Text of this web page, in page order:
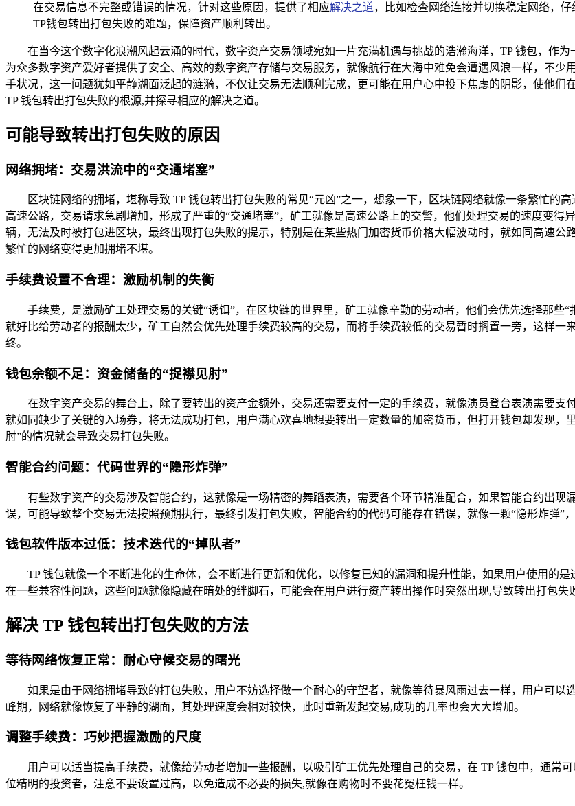
在交易信息不完整或错误的情况，针对这些原因，提供了相应解决之道，比如检查网络连接并切换稳定网络，
TP钱包转出打包失败的难题，保障资产顺利转出。
在当今这个数字化浪潮风起云涌的时代，数字资产交易领域宛如一片充满机遇与挑战的浩瀚海洋，TP 钱包，作
为众多数字资产爱好者提供了安全、高效的数字资产存储与交易服务，就像航行在大海中难免会遭遇风浪一样，不少
手状况，这一问题犹如平静湖面泛起的涟漪，不仅让交易无法顺利完成，更可能在用户心中投下焦虑的阴影，使他
TP 钱包转出打包失败的根源,并探寻相应的解决之道。
可能导致转出打包失败的原因
网络拥堵：交易洪流中的“交通堵塞”
区块链网络的拥堵，堪称导致 TP 钱包转出打包失败的常见“元凶”之一，想象一下，区块链网络就像一条繁忙的
高速公路，交易请求急剧增加，形成了严重的“交通堵塞”，矿工就像是高速公路上的交警，他们处理交易的速度变
辆，无法及时被打包进区块，最终出现打包失败的提示，特别是在某些热门加密货币价格大幅波动时，就如同高速
繁忙的网络变得更加拥堵不堪。
手续费设置不合理：激励机制的失衡
手续费，是激励矿工处理交易的关键“诱饵”，在区块链的世界里，矿工就像辛勤的劳动者，他们会优先选择那些
就好比给劳动者的报酬太少，矿工自然会优先处理手续费较高的交易，而将手续费较低的交易暂时搁置一旁，这样
终。
钱包余额不足：资金储备的“捉襟见肘”
在数字资产交易的舞台上，除了要转出的资产金额外，交易还需要支付一定的手续费，就像演员登台表演需要
就如同缺少了关键的入场券，将无法成功打包，用户满心欢喜地想要转出一定数量的加密货币，但打开钱包却发现
肘”的情况就会导致交易打包失败。
智能合约问题：代码世界的“隐形炸弹”
有些数字资产的交易涉及智能合约，这就像是一场精密的舞蹈表演，需要各个环节精准配合，如果智能合约出
误，可能导致整个交易无法按照预期执行，最终引发打包失败，智能合约的代码可能存在错误，就像一颗“隐形炸弹”
钱包软件版本过低：技术迭代的“掉队者”
TP 钱包就像一个不断进化的生命体，会不断进行更新和优化，以修复已知的漏洞和提升性能，如果用户使用的
在一些兼容性问题，这些问题就像隐藏在暗处的绊脚石，可能会在用户进行资产转出操作时突然出现,导致转出打包失
解决 TP 钱包转出打包失败的方法
等待网络恢复正常：耐心守候交易的曙光
如果是由于网络拥堵导致的打包失败，用户不妨选择做一个耐心的守望者，就像等待暴风雨过去一样，用户可
峰期，网络就像恢复了平静的湖面，其处理速度会相对较快，此时重新发起交易,成功的几率也会大大增加。
调整手续费：巧妙把握激励的尺度
用户可以适当提高手续费，就像给劳动者增加一些报酬，以吸引矿工优先处理自己的交易，在 TP 钱包中，通常
位精明的投资者，注意不要设置过高，以免造成不必要的损失,就像在购物时不要花冤枉钱一样。